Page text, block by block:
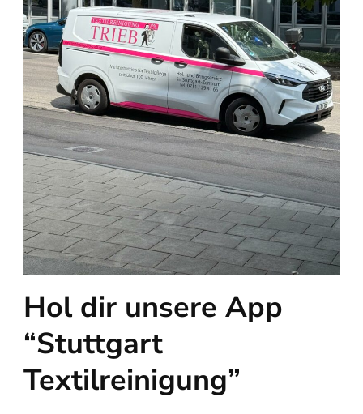
Hol dir unsere App
“Stuttgart
Textilreinigung”